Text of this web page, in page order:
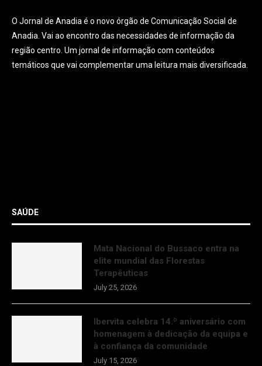
O Jornal de Anadia é o novo órgão de Comunicação Social de
Anadia. Vai ao encontro das necessidades de informação da
região centro. Um jornal de informação com conteúdos
temáticos que vai complementar uma leitura mais diversificada.
SAÚDE
Mata Nacional do Bussaco entra na
elite mundial das Florestas
Terapêuticas
July 25, 2026
Ibervita celebra 14.º aniversário com
homenagem à dedicação da equipa e
à confiança da comunidade
July 15, 2026